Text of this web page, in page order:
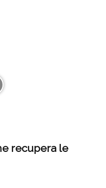
recupera le